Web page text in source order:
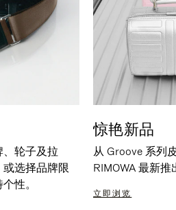
轮子及拉
选择品牌限
性。
惊艳新品
从 Groove 系列
RIMOWA 最新
立即浏览